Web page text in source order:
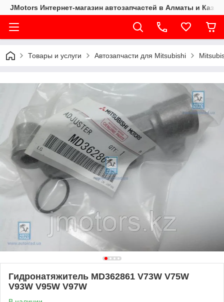
JMotors Интернет-магазин автозапчастей в Алматы и
Товары и услуги Автозапчасти для Mitsubishi
Гидронатяжитель MD362861 V73W V75W
V93W V95W V97W